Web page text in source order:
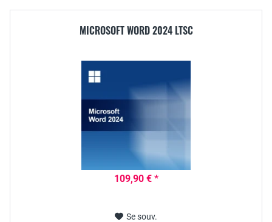
MICROSOFT WORD 2024 LTSC
109,90 € *
Se souv.